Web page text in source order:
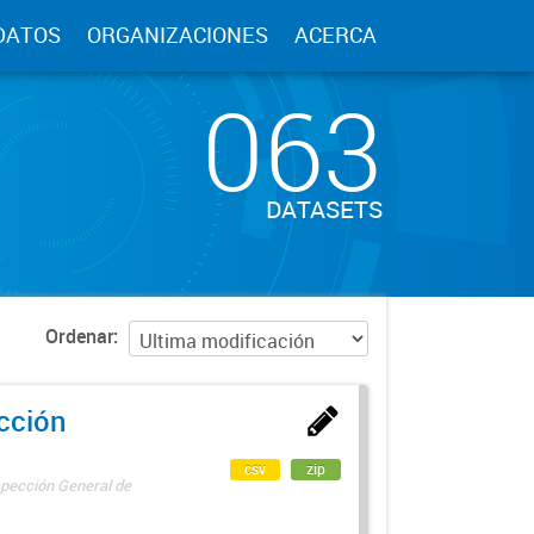
ORGANIZACIONES ACERCA
063
DATASETS
Ordenar
General de
csv zip